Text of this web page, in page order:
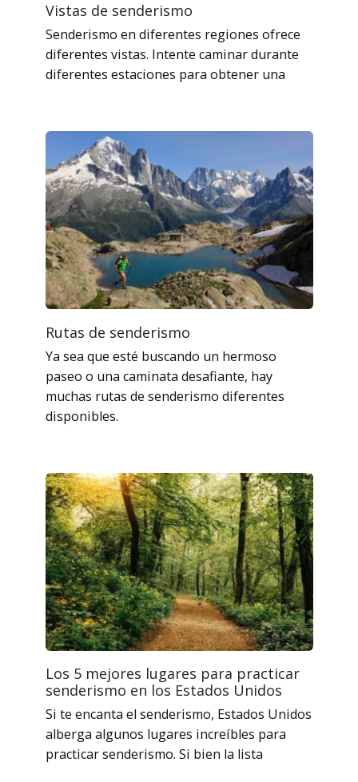
Vistas de senderismo
Senderismo en diferentes regiones ofrece
diferentes vistas. Intente caminar durante
diferentes estaciones para obtener una
Rutas de senderismo
Ya sea que esté buscando un hermoso
paseo o una caminata desafiante, hay
muchas rutas de senderismo diferentes
disponibles.
Los 5 mejores lugares para practicar
senderismo en los Estados Unidos
Si te encanta el senderismo, Estados Unidos
alberga algunos lugares increíbles para
practicar senderismo. Si bien la lista